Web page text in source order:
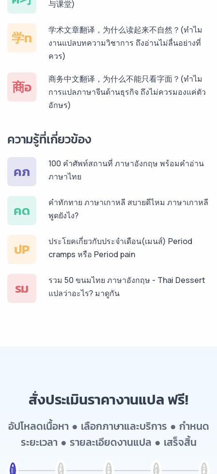
บริการรับแปลภาษาฝรั่งเศส ราคาเริ่มต้น 150฿
บริการรับแปลภาษาเยอรมัน ราคาเริ่มต้น 150฿
บริการรับแปลภาษารัสเซีย ราคาเริ่มต้น 150฿
与课堂)
学ท
学术文章翻译，为什么读起来不自然？(ทำไม
งานแปลบทความวิชาการ ถึงอ่านไม่ลื่นอย่างที่
ควร)
商อ
商务中文翻译，为什么不能只看字面？(ทำไม
การแปลภาษาจีนด้านธุรกิจ ถึงไม่ควรมองแค่ตัว
อักษร)
ความรู้ที่เกี่ยวข้อง
คภ
100 คำศัพท์สถานที่ ภาษาอังกฤษ พร้อมคำอ่าน
ภาษาไทย
คด
คำทักทาย ภาษาเกาหลี สบายดีไหม ภาษาเกาหลี
พูดยังไง?
ปP
ประโยคเกี่ยวกับประจำเดือน(เมนส์) Period
cramps หรือ Period pain
รม
รวม 50 ขนมไทย ภาษาอังกฤษ - Thai Dessert
แปลว่าอะไร? มาดูกัน
สั่งประเมินราคางานแปล ฟรี!
อัปโหลดเนื้อหา ● เลือกภาษาและบริการ ● กำหนด
ระยะเวลา ● รายละเอียดงานแปล ● เสร็จสิ้น